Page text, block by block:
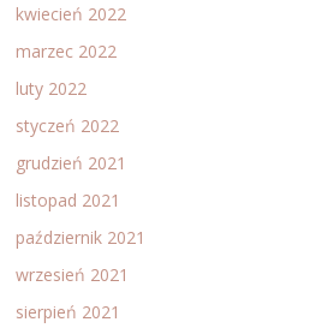
kwiecień 2022
marzec 2022
luty 2022
styczeń 2022
grudzień 2021
listopad 2021
październik 2021
wrzesień 2021
sierpień 2021